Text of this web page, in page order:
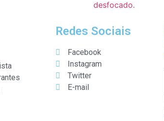
Redes Sociais
Facebook
Instagram
Twitter
E-mail